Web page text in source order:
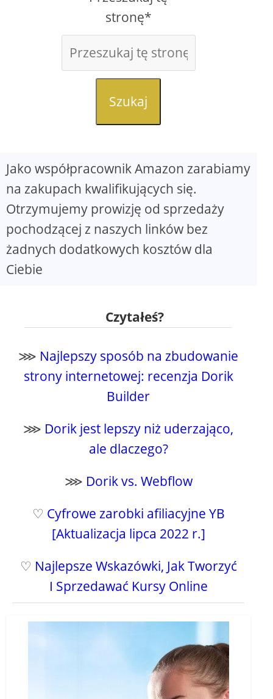
stronę*
Szukaj
Jako współpracownik Amazon zarabiamy
na zakupach kwalifikujących się.
Otrzymujemy prowizję od sprzedaży
pochodzącej z naszych linków bez
żadnych dodatkowych kosztów dla
Ciebie
Czytałeś?
⋙ Najlepszy sposób na zbudowanie
strony internetowej: recenzja Dorik
Builder
⋙ Dorik jest lepszy niż uderzająco,
ale dlaczego?
⋙ Dorik vs. Webflow
♡ Cyfrowe zarobki afiliacyjne YB
[Aktualizacja lipca 2022 r.]
♡ Najlepsze Wskazówki, Jak Tworzyć
I Sprzedawać Kursy Online